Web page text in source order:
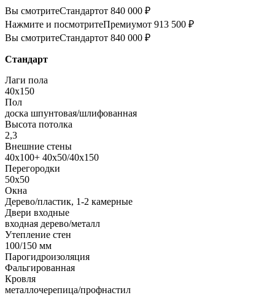
Вы смотритеСтандартот 840 000 ₽
Нажмите и посмотритеПремиумот 913 500 ₽
Вы смотритеСтандартот 840 000 ₽
Стандарт
Лаги пола
40х150
Пол
доска шпунтовая/шлифованная
Высота потолка
2,3
Внешние стены
40х100+ 40х50/40х150
Перегородки
50х50
Окна
Дерево/пластик, 1-2 камерные
Двери входные
входная дерево/металл
Утепление стен
100/150 мм
Парогидроизоляция
Фальгированная
Кровля
металлочерепица/профнастил